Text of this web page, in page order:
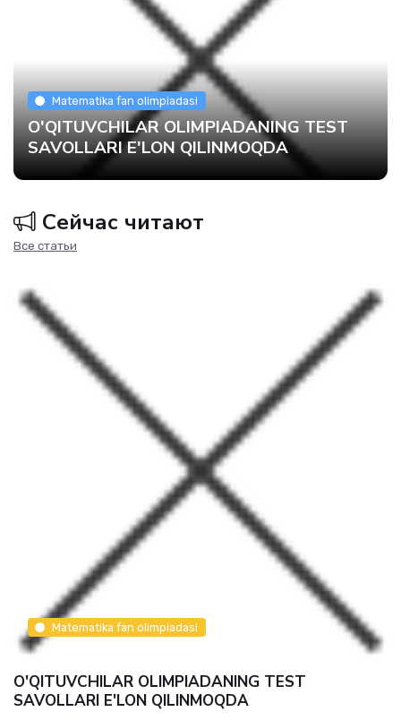
Matematika fan olimpiadasi
O'QITUVCHILAR OLIMPIADANING TEST
SAVOLLARI E'LON QILINMOQDA
Сейчас читают
Все статьи
Imtihon savollari
9-sinf matematika imtihon 10-